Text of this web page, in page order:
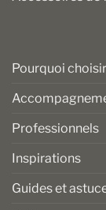
Pourquoi
Professionnels
Inspirations
Guides et